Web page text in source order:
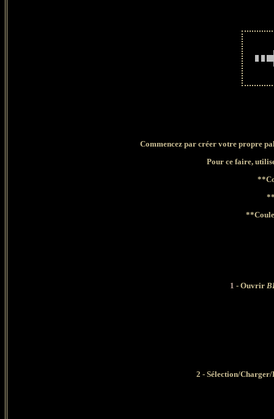
Commencez par créer votre propre
Pour ce faire,
1 - Ouvrir
2 - Sélection/